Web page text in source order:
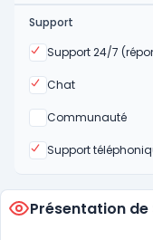
Support
Support 24/7
Oui
Chat
Oui
Communauté
Non
Support
Oui
Présentation de